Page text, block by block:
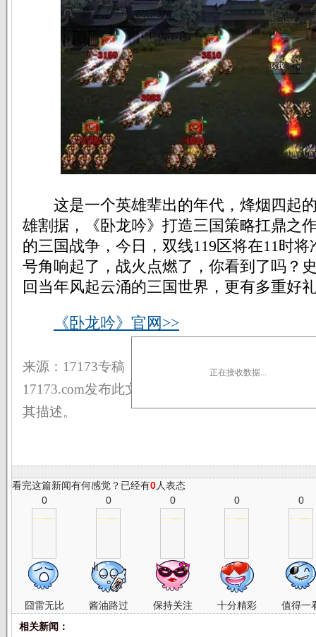
这是一个英雄辈出的年代，烽烟四起
雄割据，《卧龙吟》打造三国策略扛鼎之
的三国战争，今日，双线119区将在11时
号角响起了，战火点燃了，你看到了吗？
回当年风起云涌的三国世界，更有多重好
《卧龙吟》官网>>
来源：17173专稿 关键词：卧龙吟,新服
17173.com发布此文仅为传递信息，不代表
其描述。
看完这篇新闻有何感觉？已经有0人表态
0
囧雷无比
0
酱油路过
0
保持关注
0
十分精彩
0
值得一
正在接收数据...
相关新闻：